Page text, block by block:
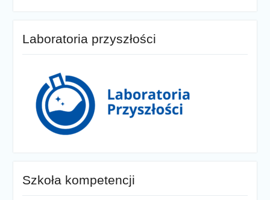
Laboratoria przyszłości
Szkoła kompetencji